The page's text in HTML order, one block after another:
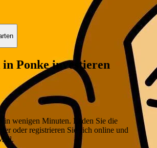
Ponke investieren
in wenigen Minuten. Laden Sie die
oder registrieren Sie sich online und